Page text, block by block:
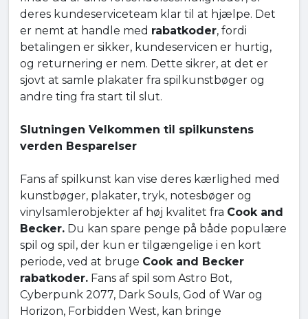
deres kundeserviceteam klar til at hjælpe. Det
er nemt at handle med rabatkoder, fordi
betalingen er sikker, kundeservicen er hurtig,
og returnering er nem. Dette sikrer, at det er
sjovt at samle plakater fra spilkunstbøger og
andre ting fra start til slut.
Slutningen Velkommen til spilkunstens
verden Besparelser
Fans af spilkunst kan vise deres kærlighed med
kunstbøger, plakater, tryk, notesbøger og
vinylsamlerobjekter af høj kvalitet fra Cook and
Becker. Du kan spare penge på både populære
spil og spil, der kun er tilgængelige i en kort
periode, ved at bruge Cook and Becker
rabatkoder. Fans af spil som Astro Bot,
Cyberpunk 2077, Dark Souls, God of War og
Horizon, Forbidden West, kan bringe